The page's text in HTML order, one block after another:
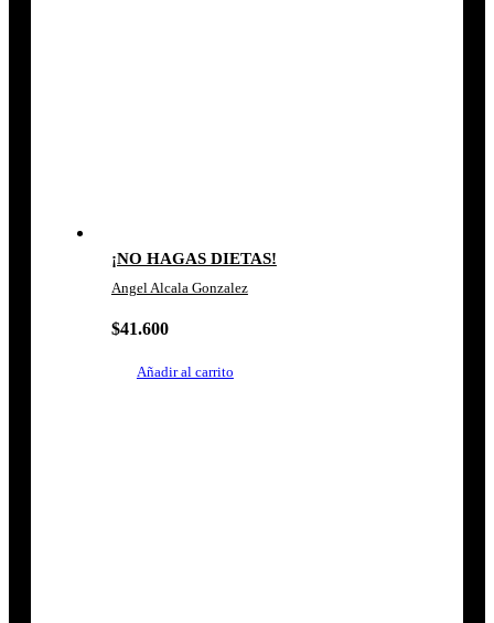
¡NO HAGAS DIETAS!
Angel Alcala Gonzalez
$41.600
Añadir al carrito